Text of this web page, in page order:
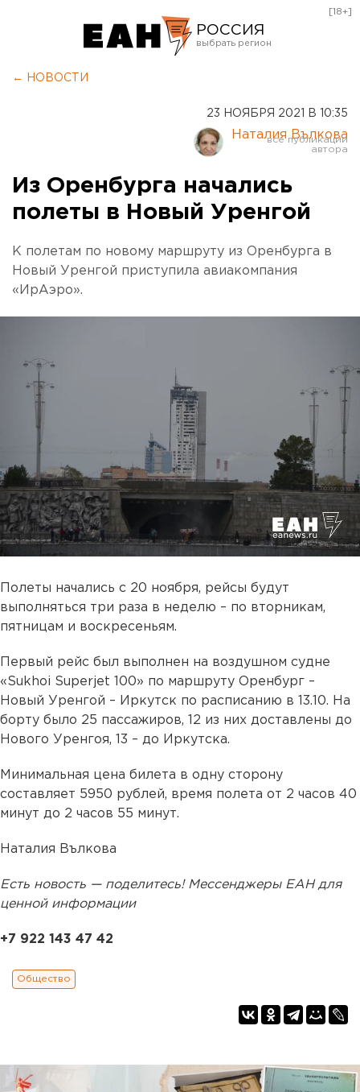
РОССИЯ
Курган
Оренбург
[18+]
← НОВОСТИ
23 НОЯБРЯ 2021 В 10:35
Наталия Вълкова
Из Оренбурга начались
полеты в Новый Уренгой
К полетам по новому маршруту из Оренбурга в
Новый Уренгой приступила авиакомпания
«ИрАэро».
Полеты начались с 20 ноября, рейсы будут
выполняться три раза в неделю – по вторникам,
пятницам и воскресеньям.
Первый рейс был выполнен на воздушном судне
«Sukhoi Superjet 100» по маршруту Оренбург –
Новый Уренгой – Иркутск по расписанию в 13.10. На
борту было 25 пассажиров, 12 из них доставлены до
Нового Уренгоя, 13 – до Иркутска.
Минимальная цена билета в одну сторону
составляет 5950 рублей, время полета от 2 часов 40
минут до 2 часов 55 минут.
Наталия Вълкова
Есть новость — поделитесь! Мессенджеры ЕАН для
ценной информации
+7 922 143 47 42
Общество